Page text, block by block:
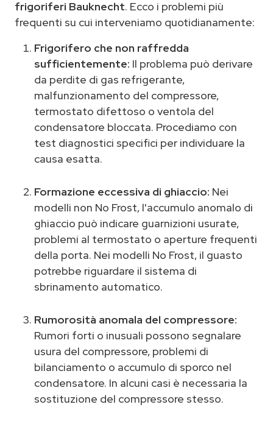
frigoriferi Bauknecht. Ecco i problemi più
frequenti su cui interveniamo quotidianamente:
Frigorifero che non raffredda
sufficientemente: Il problema può derivare
da perdite di gas refrigerante,
malfunzionamento del compressore,
termostato difettoso o ventola del
condensatore bloccata. Procediamo con
test diagnostici specifici per individuare la
causa esatta.
Formazione eccessiva di ghiaccio: Nei
modelli non No Frost, l'accumulo anomalo di
ghiaccio può indicare guarnizioni usurate,
problemi al termostato o aperture frequenti
della porta. Nei modelli No Frost, il guasto
potrebbe riguardare il sistema di
sbrinamento automatico.
Rumorosità anomala del compressore:
Rumori forti o inusuali possono segnalare
usura del compressore, problemi di
bilanciamento o accumulo di sporco nel
condensatore. In alcuni casi è necessaria la
sostituzione del compressore stesso.